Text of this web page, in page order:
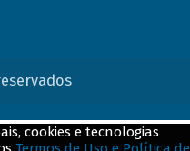
cookies e tecnologias